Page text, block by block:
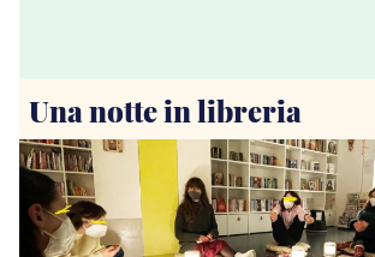
Una notte in libreria